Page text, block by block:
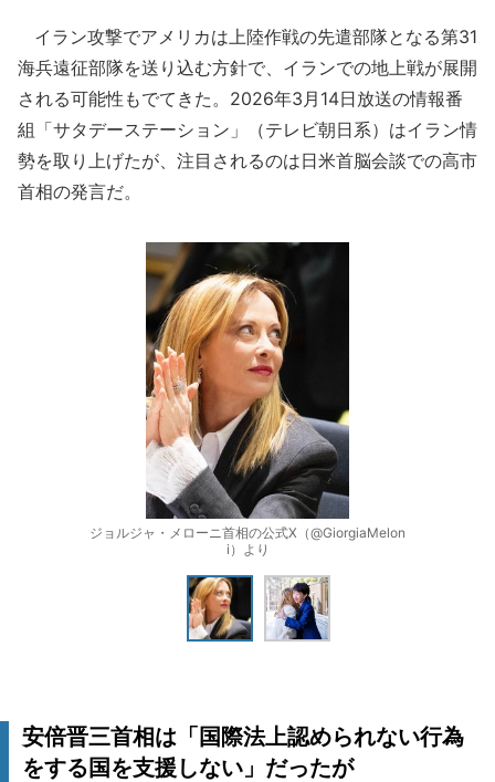
イラン攻撃でアメリカは上陸作戦の先遣部隊となる第31
海兵遠征部隊を送り込む方針で、イランでの地上戦が展開
される可能性もでてきた。2026年3月14日放送の情報番
組「サタデーステーション」（テレビ朝日系）はイラン情
勢を取り上げたが、注目されるのは日米首脳会談での高市
首相の発言だ。
ジョルジャ・メローニ首相の公式X（@GiorgiaMelon
i）より
安倍晋三首相は「国際法上認められない行為
をする国を支援しない」だったが